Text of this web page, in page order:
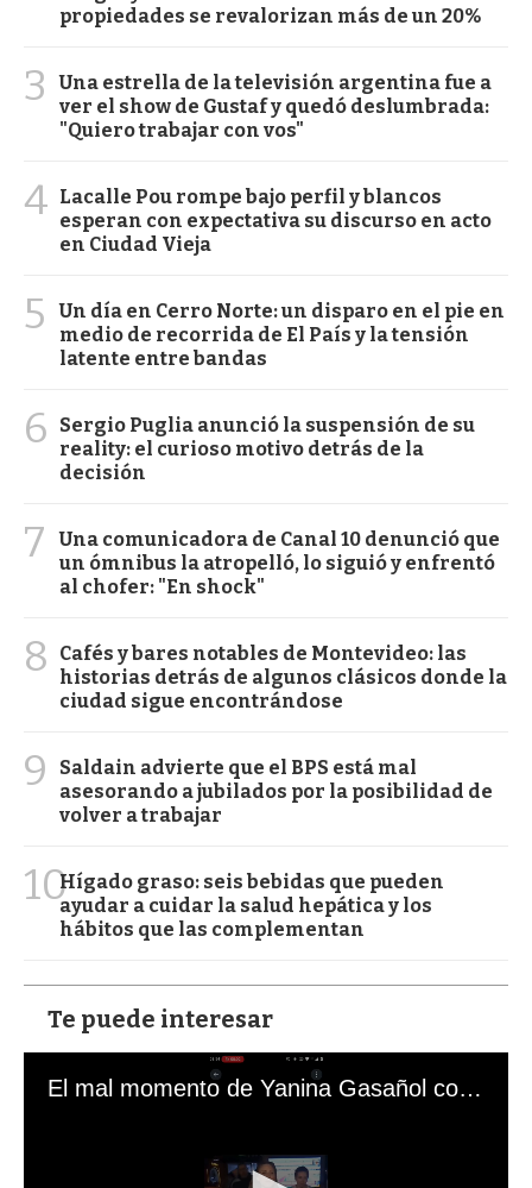
propiedades se revalorizan más de un 20%
3
Una estrella de la televisión argentina fue a
ver el show de Gustaf y quedó deslumbrada:
"Quiero trabajar con vos"
4 Lacalle Pou rompe bajo perfil y blancos
esperan con expectativa su discurso en acto
en Ciudad Vieja
5
Un día en Cerro Norte: un disparo en el pie en
medio de recorrida de El País y la tensión
latente entre bandas
6
Sergio Puglia anunció la suspensión de su
reality: el curioso motivo detrás de la
decisión
7
Una comunicadora de Canal 10 denunció que
un ómnibus la atropelló, lo siguió y enfrentó
al chofer: "En shock"
8
Cafés y bares notables de Montevideo: las
historias detrás de algunos clásicos donde la
ciudad sigue encontrándose
9
Saldain advierte que el BPS está mal
asesorando a jubilados por la posibilidad de
volver a trabajar
10Hígado graso: seis bebidas que pueden
ayudar a cuidar la salud hepática y los
hábitos que las complementan
Te puede interesar
El mal momento de Yanina Gasañol con un hincha argentino en "Subrayado"